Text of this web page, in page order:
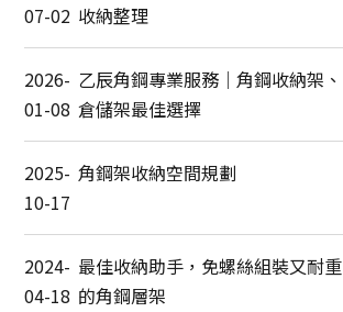
07-02 收納整理
2026-
01-08
乙辰角鋼專業服務｜角鋼收納架、
倉儲架最佳選擇
2025-
10-17
角鋼架收納空間規劃
2024-
04-18
最佳收納助手，免螺絲組裝又耐重
的角鋼層架